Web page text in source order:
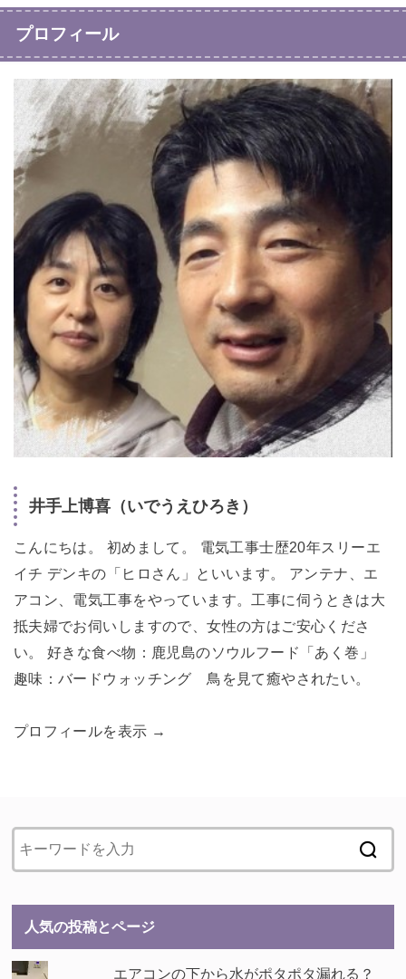
プロフィール
井手上博喜（いでうえひろき）
こんにちは。 初めまして。 電気工事士歴20年スリーエ
イチ デンキの「ヒロさん」といいます。 アンテナ、エ
アコン、電気工事をやっています。工事に伺うときは大
抵夫婦でお伺いしますので、女性の方はご安心くださ
い。 好きな食べ物：鹿児島のソウルフード「あく巻」
趣味：バードウォッチング 鳥を見て癒やされたい。
プロフィールを表示 →
人気の投稿とページ
エアコンの下から水がポタポタ漏れる？